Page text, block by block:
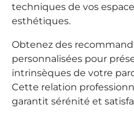
techniques de vos
esthétiques.
Obtenez des
personnalisées pour
intrinsèques de votre
Cette relation
garantit sérénité et